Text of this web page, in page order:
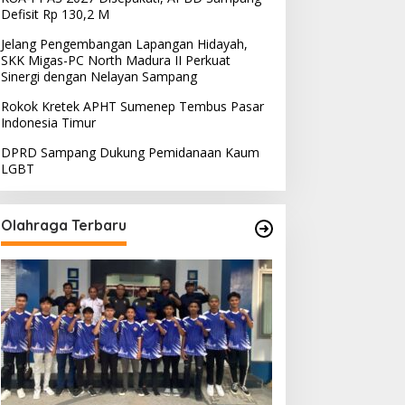
Sampang Dukung
Kaum LGBT
PPD Desak PLN Madura
Evaluasi Program Lisdes
Sumenep, Ini Sebabnya
Defisit Rp 130,2 M
Jelang Pengembangan Lapangan Hidayah,
SKK Migas-PC North Madura II Perkuat
Sinergi dengan Nelayan Sampang
Rokok Kretek APHT Sumenep Tembus Pasar
Indonesia Timur
DPRD Sampang Dukung Pemidanaan Kaum
LGBT
Olahraga Terbaru